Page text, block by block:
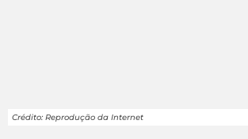
Crédito: Reprodução da Internet